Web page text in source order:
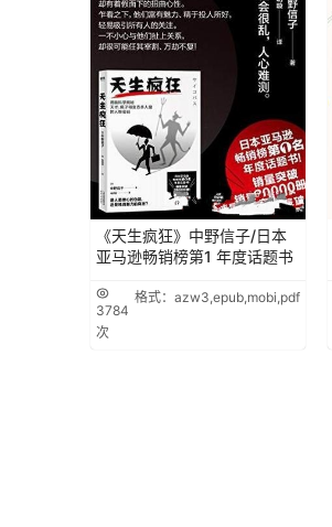
《天生疯狂》中野信子/日本
亚马逊畅销榜第1 年度话题书
3784
次
格式：azw3,epub,mobi,pdf